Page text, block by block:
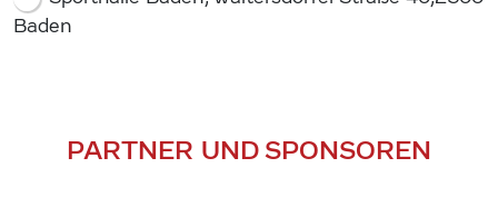
Baden
PARTNER UND SPONSOREN